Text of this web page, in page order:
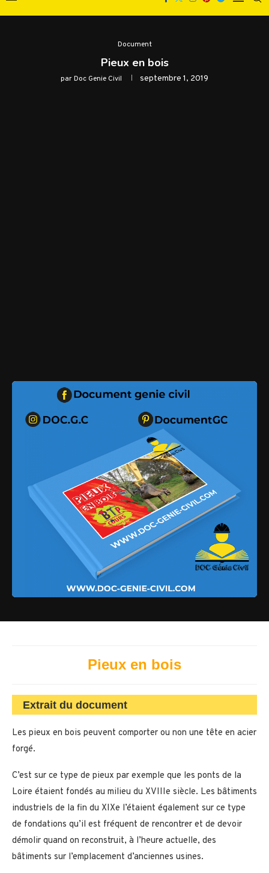
Document
Pieux en bois
parDoc Genie Civil septembre 1, 2019
Pieux en bois
Extrait du document
Les pieux en bois peuvent comporter ou non une tête en acier
forgé.
C’est sur ce type de pieux par exemple que les ponts de la
Loire étaient fondés au milieu du XVIIIe siècle. Les bâtiments
industriels de la fin du XIXe l’étaient également sur ce type
de fondations qu’il est fréquent de rencontrer et de devoir
démolir quand on reconstruit, à l’heure actuelle, des
bâtiments sur l’emplacement d’anciennes usines.